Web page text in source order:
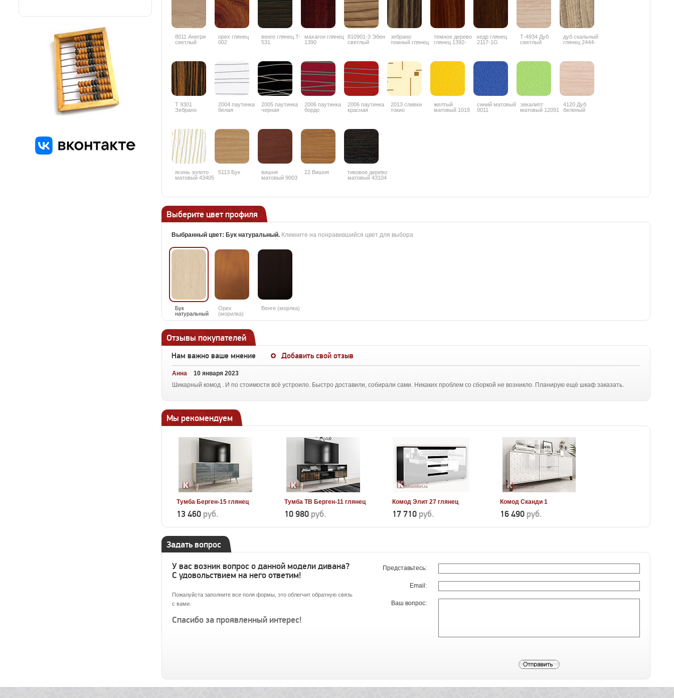
8011 Анегри
светлый
орех глянец
002
венге глянец T-
531
махагон глянец
1390
810901-3 Эбен
светлый
зебрано
темный глянец
темное дерево
глянец 1392-
кедр глянец
2117-1G
Т-4934 Дуб
светлый
дуб скальный
глянец 2444-
Т 9301
Зебрано
2004 паутинка
белая
2005 паутинка
черная
2006 паутинка
бордо
2006 паутинка
красная
2013 сливки
токио
желтый
матовый 1018
синий матовый
0011
эвкалипт
матовый 12091
4120 Дуб
беленый
ясень золото
матовый 43405
5113 Бук
вишня
матовый 9003
22 Вишня
тиковое дерево
матовый 43104
Выберите цвет профиля
Выбранный цвет: Бук натуральный. Кликните на понравившийся цвет для выбора
Бук
натуральный
Орех
(морилка)
Венге (морлка)
Отзывы покупателей
Нам важно ваше мнение Добавить свой отзыв
Анна
10 января 2023
Шикарный комод . И по стоимости всё устроило. Быстро доставили, собирали сами. Никаких проблем со сборкой не возникло. Планирую ещё шкаф заказать.
Мы рекомендуем
Тумба Берген-15 глянец
13 460 руб.
Тумба ТВ Берген-11 глянец
10 980 руб.
Комод Элит 27 глянец
17 710 руб.
Комод Сканди 1
16 490 руб.
Задать вопрос
У вас возник вопрос о данной модели дивана?
С удовольствием на него ответим!
Пожалуйста заполните все поля формы, это облегчит обратную связь
с вами.
Спасибо за проявленный интерес!
Представьтесь:
Email:
Ваш вопрос: